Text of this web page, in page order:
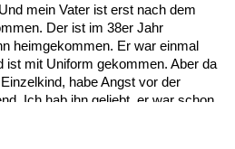
mein Vater ist erst nach dem
Der ist im 38er Jahr
heimgekommen. Er war einmal
ist mit Uniform gekommen. Aber da
habe Angst vor der
Ich hab ihn geliebt, er war schon